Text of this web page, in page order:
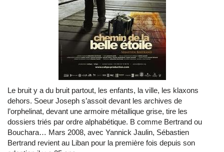
Le bruit y a du bruit partout, les enfants, la ville, les klaxons
dehors. Soeur Joseph s’assoit devant les archives de
l’orphelinat, devant une armoire métallique grise, tire les
dossiers triés par ordre alphabétique. B comme Bertrand ou
Bouchara… Mars 2008, avec Yannick Jaulin, Sébastien
Bertrand revient au Liban pour la première fois depuis son